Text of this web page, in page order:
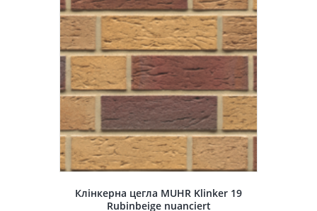
Клінкерна цегла MUHR Klinker 19
Rubinbeige nuanciert